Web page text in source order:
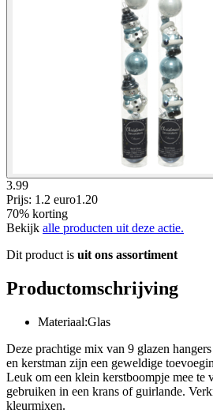
3.99
Prijs: 1.2 euro1 .20
70% korting
Bekijk alle producten uit deze actie.
Dit product is uit ons assortiment
Productomschrijving
Materiaal:Glas
Deze prachtige mix van 9 glazen
en kerstman zijn een geweldige
Leuk om een klein kerstboompje mee te
gebruiken in een krans of guirlande.
kleurmixen.